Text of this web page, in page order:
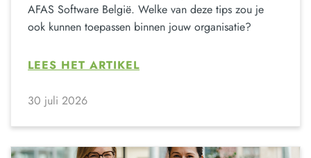
AFAS Software België. Welke van deze tips zou je
ook kunnen toepassen binnen jouw organisatie?
LEES HET ARTIKEL
30 juli 2026